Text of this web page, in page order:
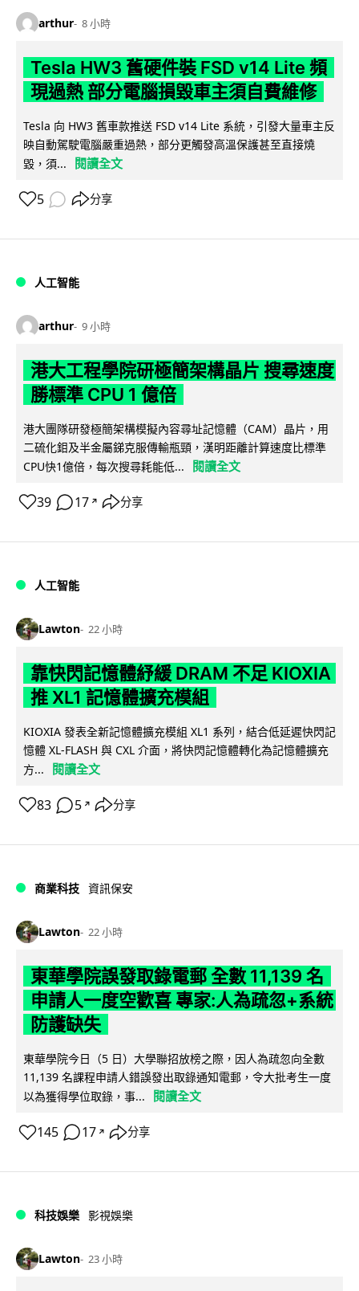
arthur 8 小時
Tesla HW3 舊硬件裝 FSD v14 Lite 頻
現過熱 部分電腦損毀車主須自費維修
Tesla 向 HW3 舊車款推送 FSD v14 Lite 系統，引發大量車主反
映自動駕駛電腦嚴重過熱，部分更觸發高溫保護甚至直接燒
毀，須...
閱讀全文
5 分享
人工智能
arthur 9 小時
港大工程學院研極簡架構晶片 搜尋速度
勝標準 CPU 1 億倍
港大團隊研發極簡架構模擬內容尋址記憶體（CAM）晶片，用
二硫化鉬及半金屬銻克服傳輸瓶頸，漢明距離計算速度比標準
CPU快1億倍，每次搜尋耗能低...
閱讀全文
39 17 ↗ 分享
人工智能
Lawton 22 小時
靠快閃記憶體紓緩 DRAM 不足 KIOXIA
推 XL1 記憶體擴充模組
KIOXIA 發表全新記憶體擴充模組 XL1 系列，結合低延遲快閃記
憶體 XL-FLASH 與 CXL 介面，將快閃記憶體轉化為記憶體擴充
方...
閱讀全文
83 5 ↗ 分享
商業科技 資訊保安
Lawton 22 小時
東華學院誤發取錄電郵 全數 11,139 名
申請人一度空歡喜 專家:人為疏忽+系統
防護缺失
東華學院今日（5 日）大學聯招放榜之際，因人為疏忽向全數
11,139 名課程申請人錯誤發出取錄通知電郵，令大批考生一度
以為獲得學位取錄，事...
閱讀全文
145 17 ↗ 分享
科技娛樂 影視娛樂
Lawton 23 小時